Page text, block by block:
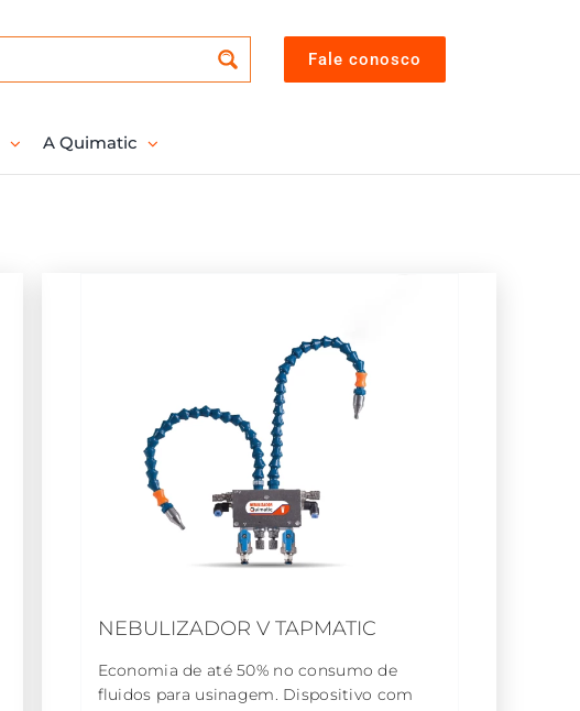
Fale conosco
A Quimatic
NEBULIZADOR V TAPMATIC
Economia de até 50% no consumo de
fluidos para usinagem. Dispositivo com